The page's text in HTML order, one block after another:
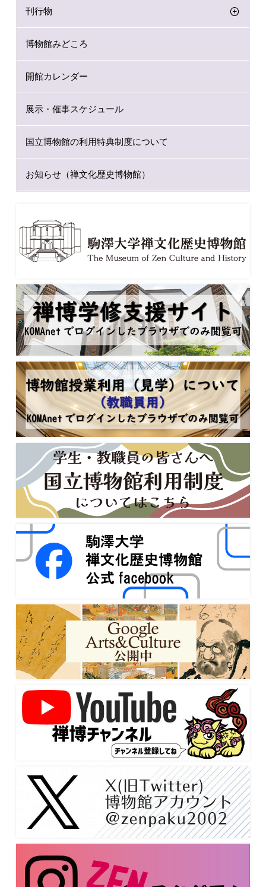
刊行物
博物館みどころ
開館カレンダー
展示・催事スケジュール
国立博物館の利用特典制度について
お知らせ（禅文化歴史博物館）